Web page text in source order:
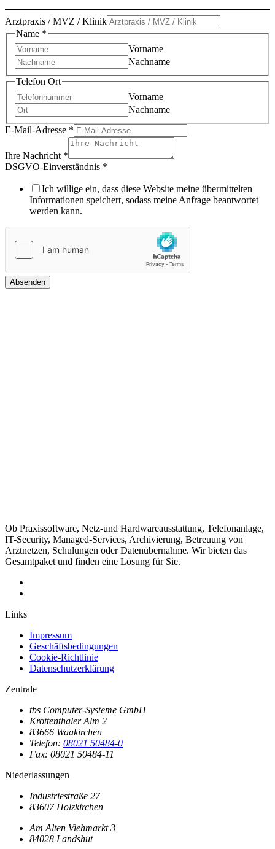
Arztpraxis / MVZ / Klinik
Name *
Vorname
Nachname
Telefon Ort
Vorname
Nachname
E-Mail-Adresse *
Ihre Nachricht *
DSGVO-Einverständnis *
Ich willige ein, dass diese Website meine übermittelten
Informationen speichert, sodass meine Anfrage beantwortet
werden kann.
Absenden
Ob Praxissoftware, Netz-und Hardwareausstattung, Telefonanlage,
IT-Security, Managed-Services, Archivierung, Betreuung von
Arztnetzen, Schulungen oder Datenübernahme. Wir bieten das
Gesamtpaket und finden eine Lösung für Sie.
Links
Impressum
Geschäftsbedingungen
Cookie-Richtlinie
Datenschutzerklärung
Zentrale
tbs Computer-Systeme GmbH
Krottenthaler Alm 2
83666 Waakirchen
Telefon: 08021 50484-0
Fax: 08021 50484-11
Niederlassungen
Industriestraße 27
83607 Holzkirchen
Am Alten Viehmarkt 3
84028 Landshut